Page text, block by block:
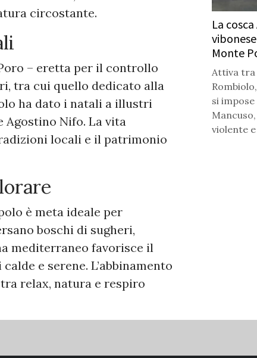
circostante.
– eretta per il controllo
tra cui quello dedicato alla
ha dato i natali a illustri
Nifo. La vita
locali e il patrimonio
è meta ideale per
boschi di sugheri,
mediterraneo favorisce il
e serene. L’abbinamento
relax, natura e respiro
La
Monte
Attiva tra
si
violente